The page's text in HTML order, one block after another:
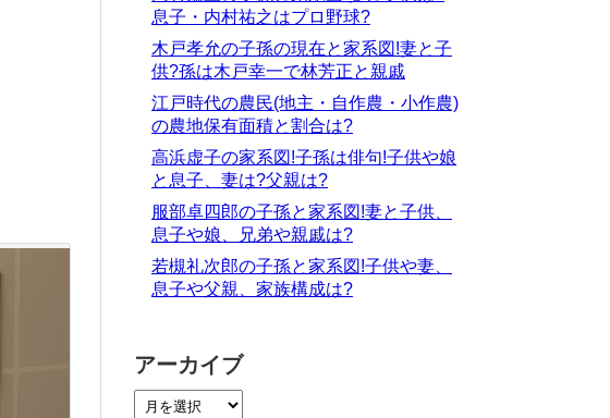
息子・内村祐之はプロ野球?
木戸孝允の子孫の現在と家系図!妻と子
供?孫は木戸幸一で林芳正と親戚
江戸時代の農民(地主・自作農・小作農)
の農地保有面積と割合は?
高浜虚子の家系図!子孫は俳句!子供や娘
と息子、妻は?父親は?
服部卓四郎の子孫と家系図!妻と子供、
息子や娘、兄弟や親戚は?
若槻礼次郎の子孫と家系図!子供や妻、
息子や父親、家族構成は?
アーカイブ